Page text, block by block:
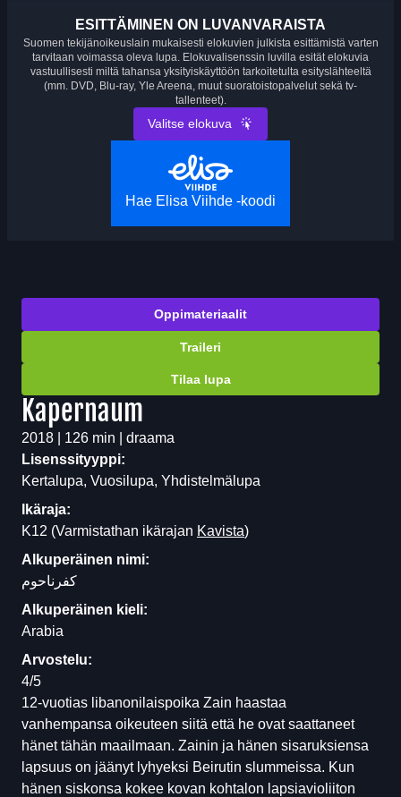
ESITTÄMINEN ON LUVANVARAISTA
Suomen tekijänoikeuslain mukaisesti elokuvien julkista esittämistä varten
tarvitaan voimassa oleva lupa. Elokuvalisenssin luvilla esität elokuvia
vastuullisesti miltä tahansa yksityiskäyttöön tarkoitetulta esityslähteeltä
(mm. DVD, Blu-ray, Yle Areena, muut suoratoistopalvelut sekä tv-
tallenteet).
Valitse elokuva
Hae Elisa Viihde -koodi
Oppimateriaalit
Traileri
Tilaa lupa
Kapernaum
2018 | 126 min | draama
Lisenssityyppi:
Kertalupa, Vuosilupa, Yhdistelmälupa
Ikäraja:
K12 (Varmistathan ikärajan Kavista)
Alkuperäinen nimi:
کفرناحوم
Alkuperäinen kieli:
Arabia
Arvostelu:
4/5
12-vuotias libanonilaispoika Zain haastaa
vanhempansa oikeuteen siitä että he ovat saattaneet
hänet tähän maailmaan. Zainin ja hänen sisaruksiensa
lapsuus on jäänyt lyhyeksi Beirutin slummeissa. Kun
hänen siskonsa kokee kovan kohtalon lapsiavioliiton